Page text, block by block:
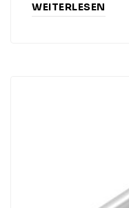
WEITERLESEN